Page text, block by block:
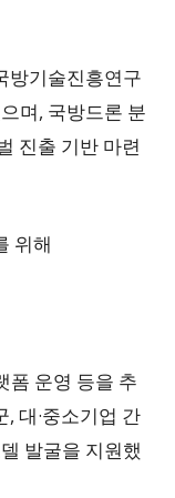
방기술진흥연구
며, 국방드론 분
진출 기반 마련
위해
폼 운영 등을 추
대·중소기업 간
발굴을 지원했